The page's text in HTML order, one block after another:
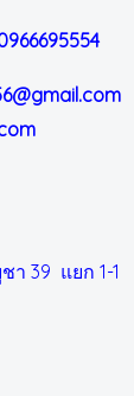
า 39 แยก 1-1